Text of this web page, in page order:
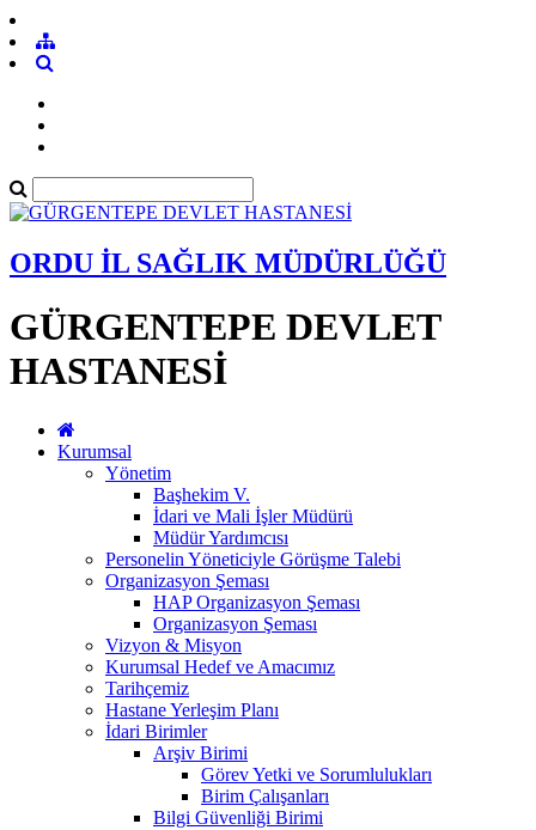
ORDU İL SAĞLIK MÜDÜRLÜĞÜ
GÜRGENTEPE DEVLET
HASTANESİ
Kurumsal
Yönetim
Başhekim V.
İdari ve Mali İşler Müdürü
Müdür Yardımcısı
Personelin Yöneticiyle Görüşme Talebi
Organizasyon Şeması
HAP Organizasyon Şeması
Organizasyon Şeması
Vizyon & Misyon
Kurumsal Hedef ve Amacımız
Tarihçemiz
Hastane Yerleşim Planı
İdari Birimler
Arşiv Birimi
Görev Yetki ve Sorumlulukları
Birim Çalışanları
Bilgi Güvenliği Birimi